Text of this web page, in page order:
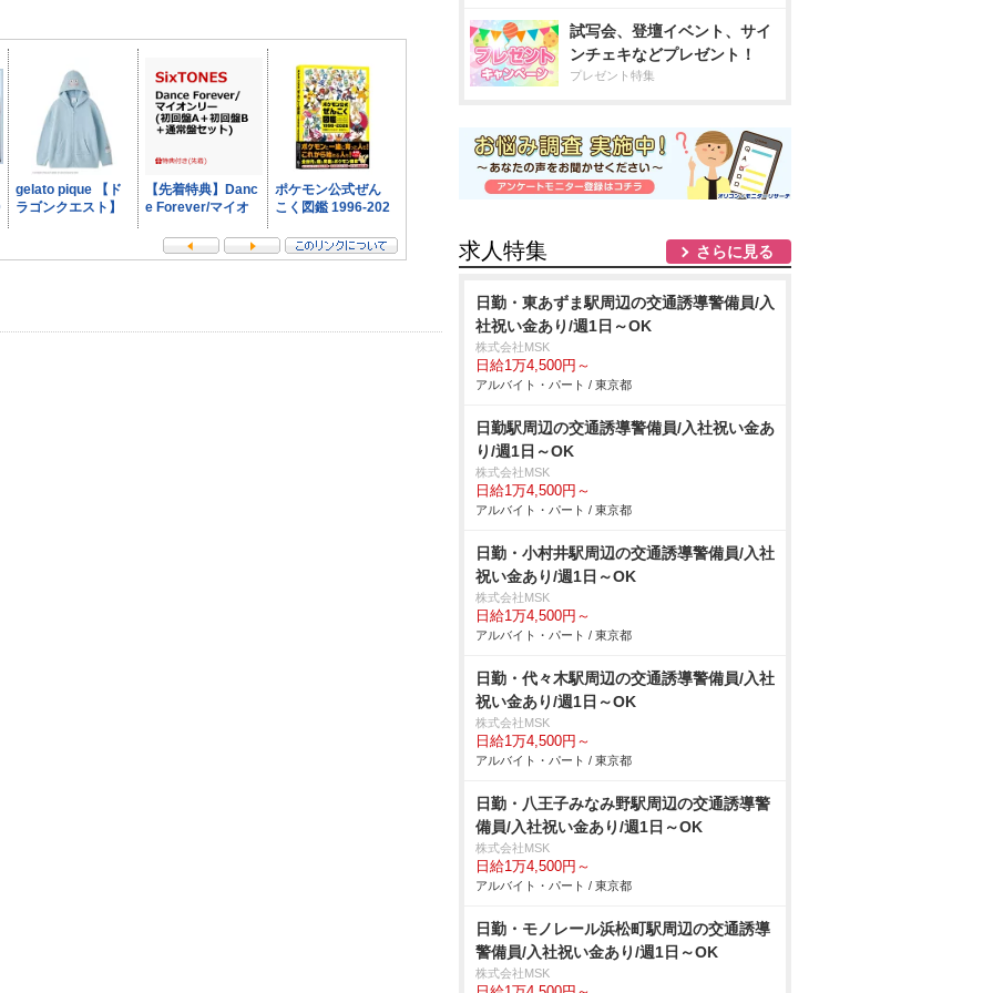
試写会、登壇イベント、サイ
ンチェキなどプレゼント！
プレゼント特集
求人特集 さらに見る
日勤・東あずま駅周辺の交通誘導警備員/入
社祝い金あり/週1日～OK
株式会社MSK
日給1万4,500円～
アルバイト・パート / 東京都
日勤駅周辺の交通誘導警備員/入社祝い金あ
り/週1日～OK
株式会社MSK
日給1万4,500円～
アルバイト・パート / 東京都
日勤・小村井駅周辺の交通誘導警備員/入社
祝い金あり/週1日～OK
株式会社MSK
日給1万4,500円～
アルバイト・パート / 東京都
日勤・代々木駅周辺の交通誘導警備員/入社
祝い金あり/週1日～OK
株式会社MSK
日給1万4,500円～
アルバイト・パート / 東京都
日勤・八王子みなみ野駅周辺の交通誘導警
備員/入社祝い金あり/週1日～OK
株式会社MSK
日給1万4,500円～
アルバイト・パート / 東京都
日勤・モノレール浜松町駅周辺の交通誘導
警備員/入社祝い金あり/週1日～OK
株式会社MSK